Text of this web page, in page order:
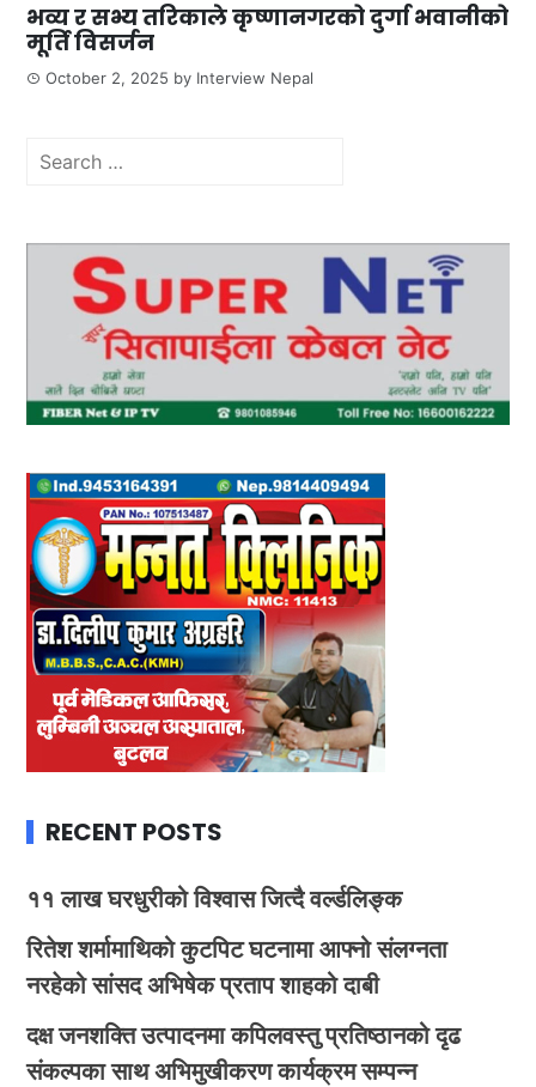
भव्य र सभ्य तरिकाले कृष्णानगरको दुर्गा भवानीको
मूर्ति विसर्जन
October 2, 2025 by Interview Nepal
Search
RECENT POSTS
११ लाख घरधुरीको विश्वास जित्दै वर्ल्डलिङ्क
रितेश शर्मामाथिको कुटपिट घटनामा आफ्नो संलग्नता
नरहेको सांसद अभिषेक प्रताप शाहको दाबी
दक्ष जनशक्ति उत्पादनमा कपिलवस्तु प्रतिष्ठानको दृढ
संकल्पका साथ अभिमुखीकरण कार्यक्रम सम्पन्न